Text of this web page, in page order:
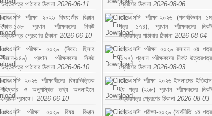
উত্তরপত্র পাঠাবার ঠিকানা 2026-06-11
এসএসসি পরীক্ষা ২০২৬ বিষয়:জীব বিঞ্জান
কোড-১৩৮ প্রধান পরীক্ষকদের নিকট
উত্তরপত্র প্রেরণের ঠিকানা 2026-06-10
এসএসসি পরীক্ষা- ২০২৬ (বিষয়ঃ হিসাব
বিজ্ঞান-১৪৬) প্রধান পরীক্ষকদের নিকট
উত্তরপত্র পাঠাবার ঠিকানা 2026-06-10
এসএসসি ২০২৬ পরীক্ষার্থীদের বিষয়ভিত্তিক
বহিষ্কার ও অনুপস্থিত তথ্য অনলাইনে
প্রেরণ প্রসঙ্গে। 2026-06-10
এসএসসি পরীক্ষা ২০২৬ বিষয়: বিঞ্জান
প্রেরণের ঠিকানা 2026-08-06
এইচএসসি পরীক্ষা-২০২৬ (পদার্থবিজ্ঞান ১ম
পত্র -১৭৪), প্রধান পরীক্ষকদের নিকট
উত্তরপত্র পাঠাবার ঠিকানা 2026-08-04
এইচএসসি পরীক্ষা ২০২৬ রসায়ন ২য় পত্র
(১৭৭) প্রধান পরীক্ষকদের নিকট উত্তরপত্র
প্রেরণের ঠিকানা 2026-08-03
এইচএসসি পরীক্ষা ২০২৬ ইসলামের ইতিহাস
২য় পত্র (২৬৮) প্রধান পরীক্ষকদের নিকট
উত্তরপত্র প্রেরণের ঠিকানা 2026-08-03
এইচএসসি পরীক্ষা-২০২৬ (অর্থনীতি ১ম পত্র